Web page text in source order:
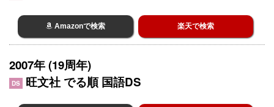
Amazonで検索 楽天で検索
2007年 (19周年)
DS 旺文社 でる順 国語DS